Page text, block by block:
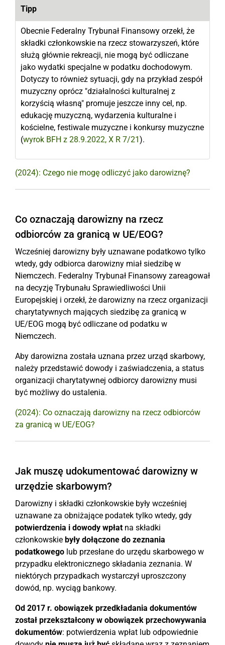
Tipp
Obecnie Federalny Trybunał Finansowy orzekł, że
składki członkowskie na rzecz stowarzyszeń, które
służą głównie rekreacji, nie mogą być odliczane
jako wydatki specjalne w podatku dochodowym.
Dotyczy to również sytuacji, gdy na przykład zespół
muzyczny oprócz "działalności kulturalnej z
korzyścią własną" promuje jeszcze inny cel, np.
edukację muzyczną, wydarzenia kulturalne i
kościelne, festiwale muzyczne i konkursy muzyczne
(wyrok BFH z 28.9.2022, X R 7/21).
(2024): Czego nie mogę odliczyć jako darowiznę?
Co oznaczają darowizny na rzecz
odbiorców za granicą w UE/EOG?
Wcześniej darowizny były uznawane podatkowo tylko
wtedy, gdy odbiorca darowizny miał siedzibę w
Niemczech. Federalny Trybunał Finansowy zareagował
na decyzję Trybunału Sprawiedliwości Unii
Europejskiej i orzekł, że darowizny na rzecz organizacji
charytatywnych mających siedzibę za granicą w
UE/EOG mogą być odliczane od podatku w
Niemczech.
Aby darowizna została uznana przez urząd skarbowy,
należy przedstawić dowody i zaświadczenia, a status
organizacji charytatywnej odbiorcy darowizny musi
być możliwy do ustalenia.
(2024): Co oznaczają darowizny na rzecz odbiorców
za granicą w UE/EOG?
Jak muszę udokumentować darowizny w
urzędzie skarbowym?
Darowizny i składki członkowskie były wcześniej
uznawane za obniżające podatek tylko wtedy, gdy
potwierdzenia i dowody wpłatna składki
członkowskie były dołączone do zeznania
podatkowego lub przesłane do urzędu skarbowego w
przypadku elektronicznego składania zeznania. W
niektórych przypadkach wystarczył uproszczony
dowód, np. wyciąg bankowy.
Od 2017 r. obowiązek przedkładania dokumentów
został przekształcony w obowiązek przechowywania
dokumentów: potwierdzenia wpłat lub odpowiednie